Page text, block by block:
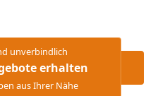
unverbindlich
erhalten
aus Ihrer Nähe